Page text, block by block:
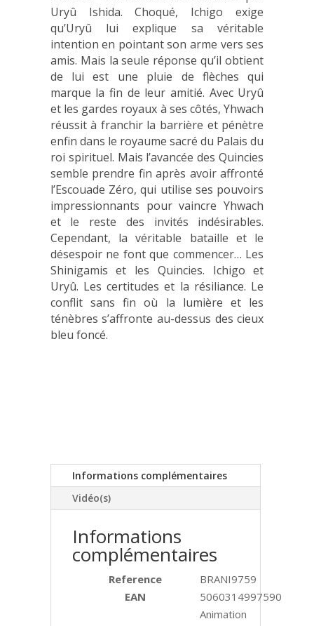
Uryû Ishida. Choqué, Ichigo exige
qu’Uryû lui explique sa véritable
intention en pointant son arme vers ses
amis. Mais la seule réponse qu’il obtient
de lui est une pluie de flèches qui
marque la fin de leur amitié. Avec Uryû
et les gardes royaux à ses côtés, Yhwach
réussit à franchir la barrière et pénètre
enfin dans le royaume sacré du Palais du
roi spirituel. Mais l’avancée des Quincies
semble prendre fin après avoir affronté
l’Escouade Zéro, qui utilise ses pouvoirs
impressionnants pour vaincre Yhwach
et le reste des invités indésirables.
Cependant, la véritable bataille et le
désespoir ne font que commencer… Les
Shinigamis et les Quincies. Ichigo et
Uryû. Les certitudes et la résiliance. Le
conflit sans fin où la lumière et les
ténèbres s’affronte au-dessus des cieux
bleu foncé.
Informations complémentaires
Vidéo(s)
Informations
complémentaires
Reference
BRANI9759
EAN
5060314997590
Animation